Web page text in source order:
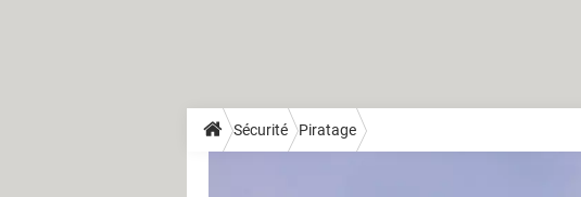
Sécurité Piratage